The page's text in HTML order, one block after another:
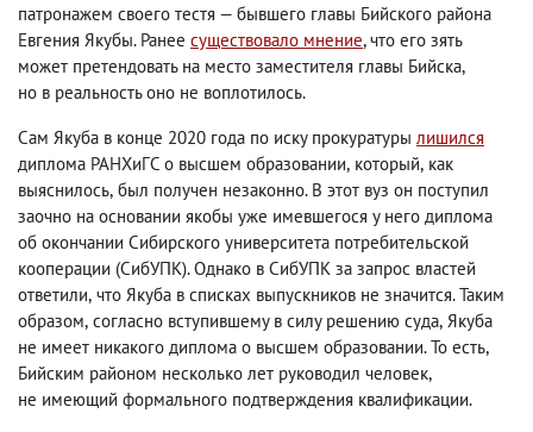
патронажем своего тестя — бывшего главы Бийского района
Евгения Якубы. Ранее существовало мнение, что его зять
может претендовать на место заместителя главы Бийска,
но в реальность оно не воплотилось.
Сам Якуба в конце 2020 года по иску прокуратуры лишился
диплома РАНХиГС о высшем образовании, который, как
выяснилось, был получен незаконно. В этот вуз он поступил
заочно на основании якобы уже имевшегося у него диплома
об окончании Сибирского университета потребительской
кооперации (СибУПК). Однако в СибУПК за запрос властей
ответили, что Якуба в списках выпускников не значится. Таким
образом, согласно вступившему в силу решению суда, Якуба
не имеет никакого диплома о высшем образовании. То есть,
Бийским районом несколько лет руководил человек,
не имеющий формального подтверждения квалификации.